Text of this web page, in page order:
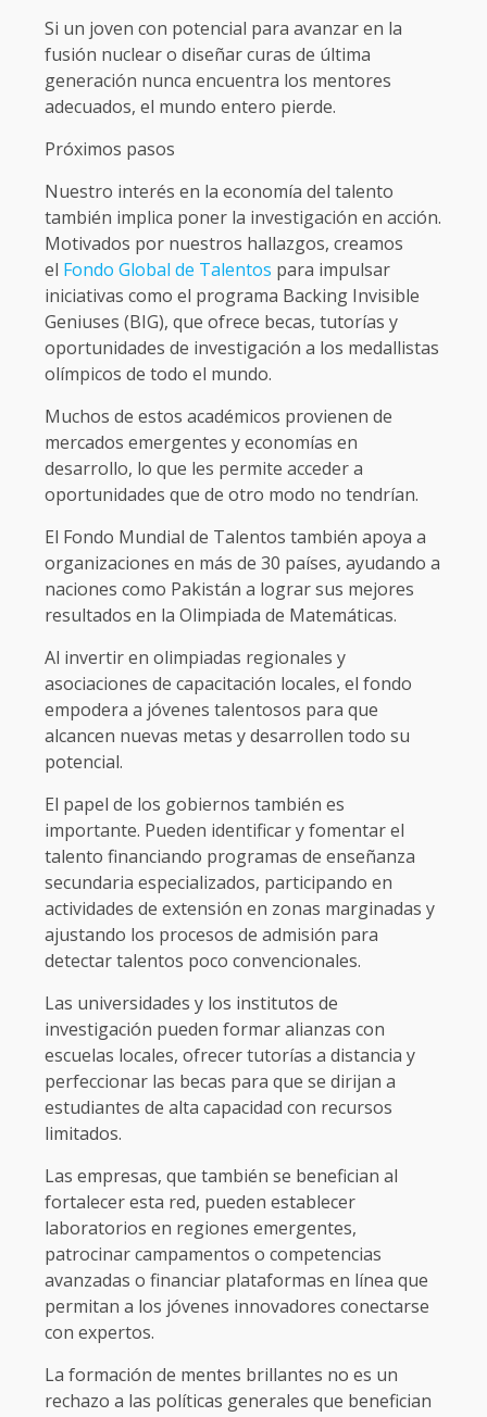
Si un joven con potencial para avanzar en la
fusión nuclear o diseñar curas de última
generación nunca encuentra los mentores
adecuados, el mundo entero pierde.
Próximos pasos
Nuestro interés en la economía del talento
también implica poner la investigación en acción.
Motivados por nuestros hallazgos, creamos
el Fondo Global de Talentos para impulsar
iniciativas como el programa Backing Invisible
Geniuses (BIG), que ofrece becas, tutorías y
oportunidades de investigación a los medallistas
olímpicos de todo el mundo.
Muchos de estos académicos provienen de
mercados emergentes y economías en
desarrollo, lo que les permite acceder a
oportunidades que de otro modo no tendrían.
El Fondo Mundial de Talentos también apoya a
organizaciones en más de 30 países, ayudando a
naciones como Pakistán a lograr sus mejores
resultados en la Olimpiada de Matemáticas.
Al invertir en olimpiadas regionales y
asociaciones de capacitación locales, el fondo
empodera a jóvenes talentosos para que
alcancen nuevas metas y desarrollen todo su
potencial.
El papel de los gobiernos también es
importante. Pueden identificar y fomentar el
talento financiando programas de enseñanza
secundaria especializados, participando en
actividades de extensión en zonas marginadas y
ajustando los procesos de admisión para
detectar talentos poco convencionales.
Las universidades y los institutos de
investigación pueden formar alianzas con
escuelas locales, ofrecer tutorías a distancia y
perfeccionar las becas para que se dirijan a
estudiantes de alta capacidad con recursos
limitados.
Las empresas, que también se benefician al
fortalecer esta red, pueden establecer
laboratorios en regiones emergentes,
patrocinar campamentos o competencias
avanzadas o financiar plataformas en línea que
permitan a los jóvenes innovadores conectarse
con expertos.
La formación de mentes brillantes no es un
rechazo a las políticas generales que benefician